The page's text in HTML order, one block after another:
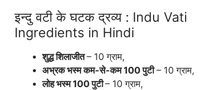
इन्दु वटी के घटक द्रव्य : Indu Vati
Ingredients in Hindi
शुद्ध शिलाजीत– 10 ग्राम,
अभ्रक भस्म कम-से-कम 100 पुटी– 10 ग्राम,
लोह भस्म 100 पुटी– 10 ग्राम,